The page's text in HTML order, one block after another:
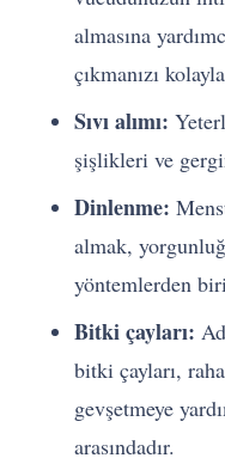
almasına
çıkmanızı
Sıvı alımı:
şişlikleri ve
Dinlenme:
almak,
yöntemlerden
Bitki çayları:
bitki çayları,
gevşetmeye
arasındadır.